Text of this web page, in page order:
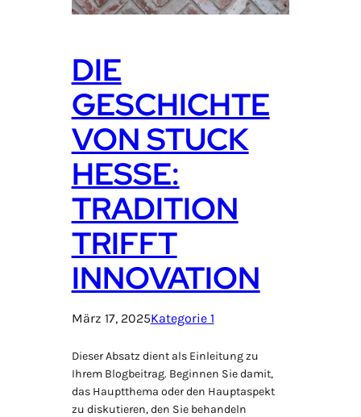
DIE
GESCHICHTE
VON STUCK
HESSE:
TRADITION
TRIFFT
INNOVATION
März 17, 2025Kategorie 1
Dieser Absatz dient als Einleitung zu
Ihrem Blogbeitrag. Beginnen Sie damit,
das Hauptthema oder den Hauptaspekt
zu diskutieren, den Sie behandeln